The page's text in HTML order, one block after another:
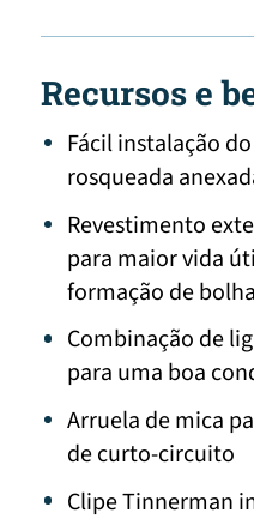
Recursos e
Fácil instalação
rosqueada
Revestimento
para maior vida
formação de
Combinação de
para uma boa
Arruela de mica
de curto-circuito
Clipe Tinnerman